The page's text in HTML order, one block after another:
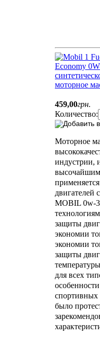
459,00грн.
Количество:
Моторное
индустрии,
двигателей
MOBIL 0w-
защиты
экономии
экономии
защиты
для всех
было